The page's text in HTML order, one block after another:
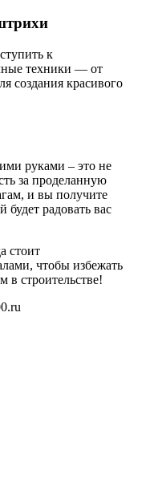
к
техники — от
создания красивого
руками – это не
за проделанную
и вы получите
радовать вас
стоит
чтобы избежать
в строительстве!